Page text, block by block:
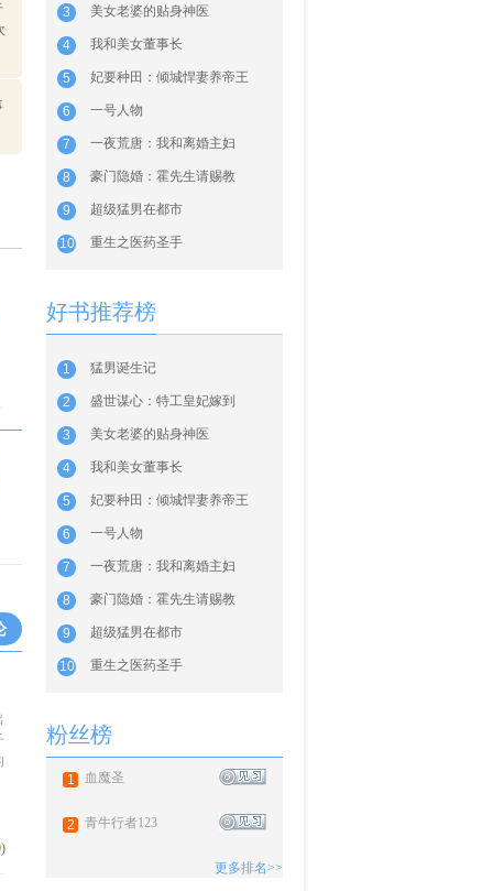
)
3 美女老婆的贴身神医
4 我和美女董事长
5 妃要种田：倾城悍妻养帝王
6 一号人物
7 一夜荒唐：我和离婚主妇
8 豪门隐婚：霍先生请赐教
9 超级猛男在都市
10 重生之医药圣手
好书推荐榜
1 猛男诞生记
2 盛世谋心：特工皇妃嫁到
3 美女老婆的贴身神医
4 我和美女董事长
5 妃要种田：倾城悍妻养帝王
6 一号人物
7 一夜荒唐：我和离婚主妇
8 豪门隐婚：霍先生请赐教
9 超级猛男在都市
10 重生之医药圣手
粉丝榜
1 血魔圣
2 青牛行者123
更多排名>>